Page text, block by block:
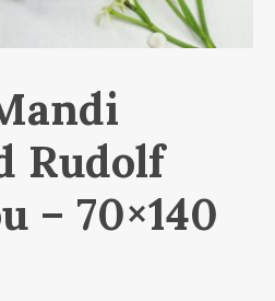
Rudolf
– 70×140